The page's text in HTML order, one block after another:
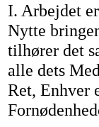
I. Arbejdet
Nytte
tilhører det
alle dets
Ret, Enhver